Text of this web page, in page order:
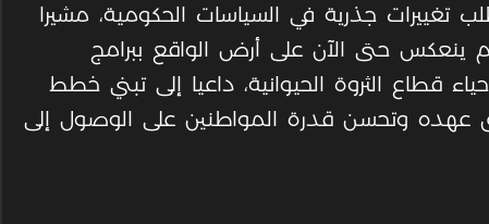
تغييرات جذرية في السياسات الحكومية، مشيرا
ينعكس حتى الآن على أرض الواقع ببرامج
قطاع الثروة الحيوانية، داعيا إلى تبني خطط
عهده وتحسن قدرة المواطنين على الوصول إلى